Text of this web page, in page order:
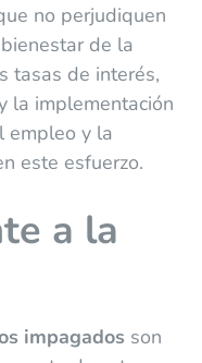
no perjudiquen
de la
tasas de interés,
la implementación
empleo y la
este esfuerzo.
a la
impagados son